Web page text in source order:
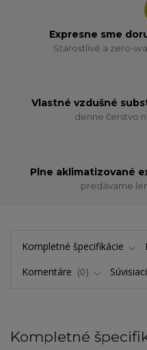
Expresne sme
Starostlivé a zero-
Vlastné vzdušné
denne čerstvo
Plne aklimatizované
predávame
Kompletné špecifikácie
Komentáre
0
Kompletné